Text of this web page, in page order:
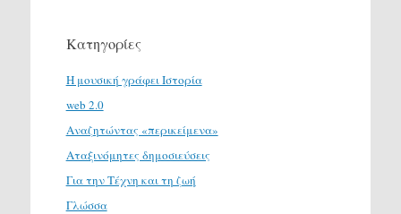
Κατηγορίες
H μουσική γράφει Ιστορία
web 2.0
Αναζητώντας «περικείμενα»
Αταξινόμητες δημοσιεύσεις
Για την Τέχνη και τη ζωή
Γλώσσα